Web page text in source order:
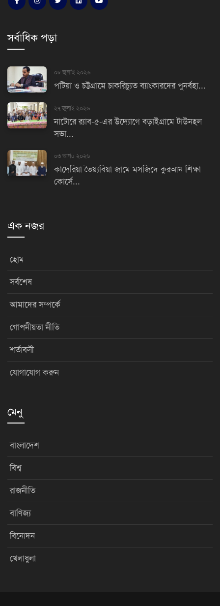
সর্বাধিক পড়া
০৮ জুলাই ২০২৬
পটিয়া ও চট্টগ্রামে চাকরিচ্যুত ব্যাংকারদের পুনর্বহা...
২৭ জুলাই ২০২৬
নাটোরে র‌্যাব-৫-এর উদ্যোগে বড়াইগ্রামে টাউনহল
সভা...
০৩ আগu ২০২৬
কাদেরিয়া তৈয়্যবিয়া জামে মসজিদে কুরআন শিক্ষা
কোর্সে...
এক নজর
হোম
সর্বশেষ
আমাদের সম্পর্কে
গোপনীয়তা নীতি
শর্তাবলী
যোগাযোগ করুন
মেনু
বাংলাদেশ
বিশ্ব
রাজনীতি
বাণিজ্য
বিনোদন
খেলাধুলা